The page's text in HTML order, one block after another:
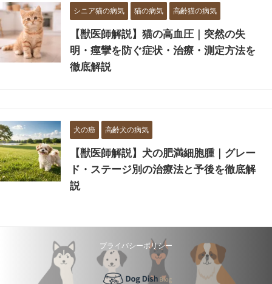
シニア猫の病気 猫の病気 高齢猫の病気
【獣医師解説】猫の高血圧｜突然の失
明・痙攣を防ぐ症状・治療・測定方法を
徹底解説
犬の癌 高齢犬の病気
【獣医師解説】犬の肥満細胞腫｜グレー
ド・ステージ別の治療法と予後を徹底解
説
プライバシーポリシー